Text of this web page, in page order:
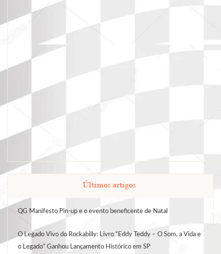
Últimos artigos
QG Manifesto Pin-up e o evento beneficente de Natal
O Legado Vivo do Rockabilly: Livro “Eddy Teddy – O Som, a Vida e
o Legado” Ganhou Lançamento Histórico em SP